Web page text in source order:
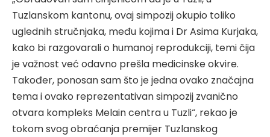
Tuzlanskom kantonu, ovaj simpozij okupio toliko
uglednih stručnjaka, među kojima i Dr Asima Kurjaka,
kako bi razgovarali o humanoj reprodukciji, temi čija
je važnost već odavno prešla medicinske okvire.
Također, ponosan sam što je jedna ovako značajna
tema i ovako reprezentativan simpozij zvanično
otvara kompleks Melain centra u Tuzli“, rekao je
tokom svog obraćanja premijer Tuzlanskog